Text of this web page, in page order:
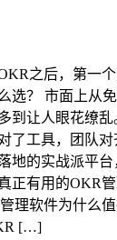
之后，第一
选？ 市面上从
到让人眼花缭
了工具，团队
地的实战派平
正有用的OKR
理软件为什么
[…]